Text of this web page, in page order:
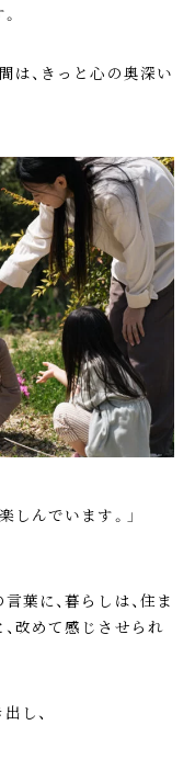
は、きっと心の奥深い
しんでいます。」
葉に、暮らしは、住ま
改めて感じさせられ
し、